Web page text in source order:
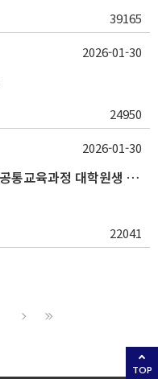
39165
24950
2026-01-30
(대학원, 2/20) 2026학년도 1학기 공통교육과정 대학원생 강의조교(작은스승) 추천 안내
22041
2026-01-30
TOP